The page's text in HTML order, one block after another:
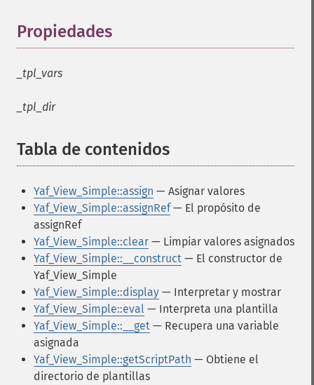
Propiedades
_tpl_vars
_tpl_dir
Tabla de contenidos
Yaf_View_Simple::assign — Asignar valores
Yaf_View_Simple::assignRef— El propósito de
assignRef
Yaf_View_Simple::clear — Limpiar valores asignados
Yaf_View_Simple::__construct — El constructor de
Yaf_View_Simple
Yaf_View_Simple::display — Interpretar y mostrar
Yaf_View_Simple::eval — Interpreta una plantilla
Yaf_View_Simple::__get — Recupera una variable
asignada
Yaf_View_Simple::getScriptPath — Obtiene el
directorio de plantillas